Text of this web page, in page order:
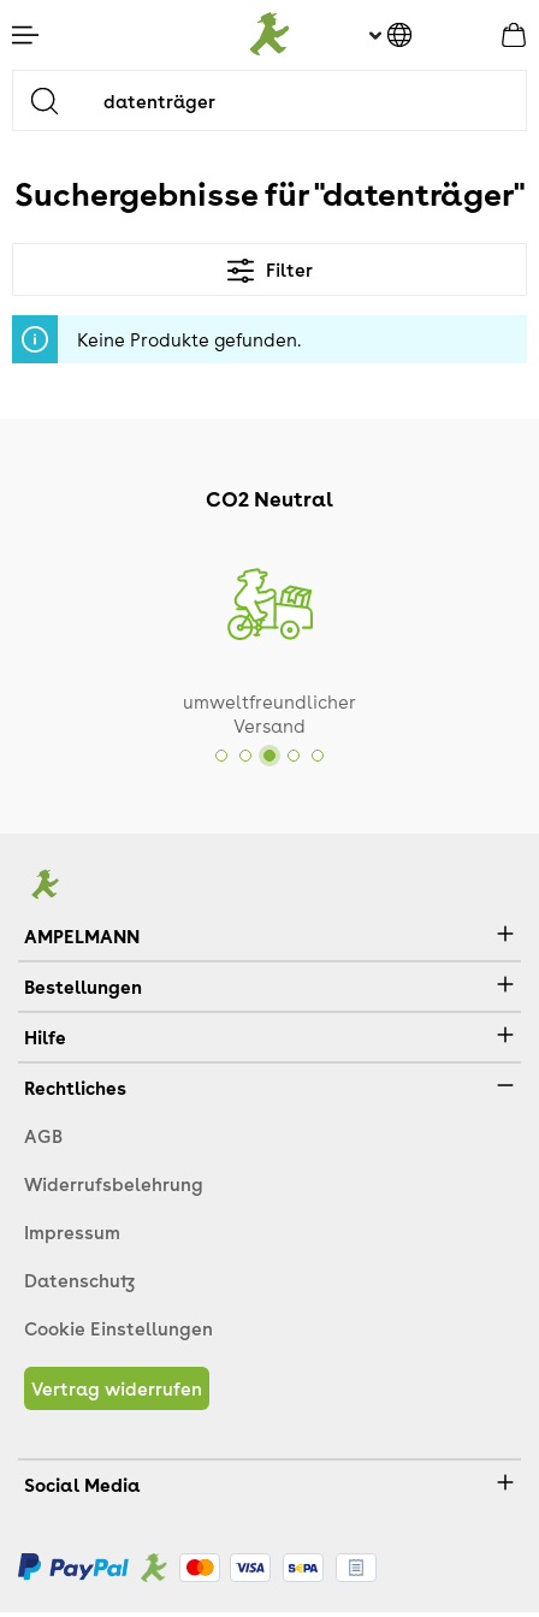
springen
Suchergebnisse für "datenträger"
Filter
Keine Produkte gefunden.
CO2 Neutral
umweltfreundlicher
Versand
AMPELMANN
Bestellungen
Hilfe
Rechtliches
AGB
Widerrufsbelehrung
Impressum
Datenschutz
Cookie Einstellungen
Vertrag widerrufen
Social Media